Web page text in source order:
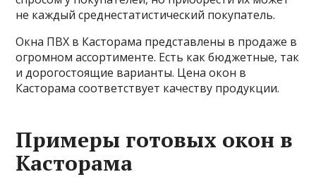
не каждый среднестатистический покупатель.
Окна ПВХ в Касторама представлены в продаже в
огромном ассортименте. Есть как бюджетные, так
и дорогостоящие варианты. Цена окон в
Касторама соответствует качеству продукции.
Примеры готовых окон в
Касторама